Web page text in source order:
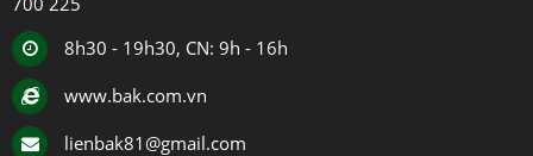
8h30 - 19h30, CN: 9h - 16h
www.bak.com.vn
lienbak81@gmail.com